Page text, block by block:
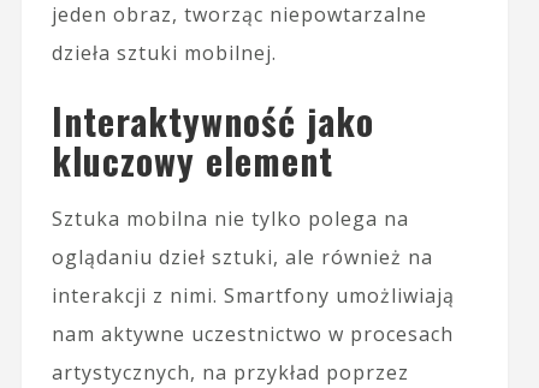
jeden obraz, tworząc niepowtarzalne
dzieła sztuki mobilnej.
Interaktywność jako
kluczowy element
Sztuka mobilna nie tylko polega na
oglądaniu dzieł sztuki, ale również na
interakcji z nimi. Smartfony umożliwiają
nam aktywne uczestnictwo w procesach
artystycznych, na przykład poprzez